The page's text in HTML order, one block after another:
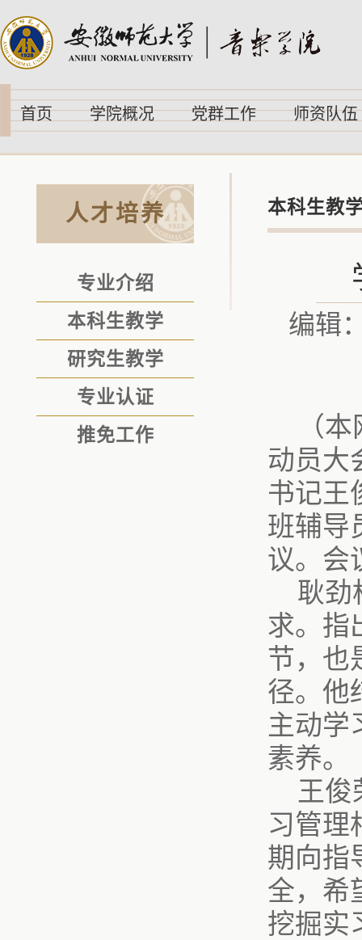
首页 学院概况 党群工作 师资队伍
人才培养
专业介绍
本科生教学
研究生教学
专业认证
推免工作
本科生教
编辑
（
动员大
书记王
班辅导
议。会
耿劲
求。指
节，也
径。他
主动学
素养。
王俊
习管理
期向指
全，希
挖掘实